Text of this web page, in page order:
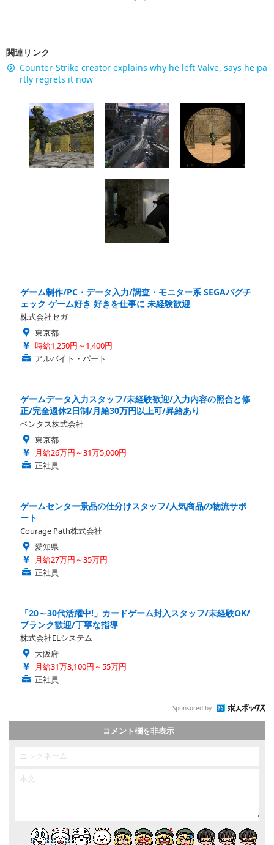
関連リンク
Counter-Strike creator explains why he left Valve, says he pa
rtly regrets it now
ゲーム制作/PC・データ入力/調査・モニター系 SEGAバグチ
ェック ゲーム好き 好きを仕事に 未経験歓迎
株式会社セガ
東京都
時給1,250円～1,400円
アルバイト・パート
ゲームデータ入力スタッフ/未経験歓迎/入力内容の照合と修
正/完全週休2日制/月給30万円以上可/昇給あり
ベンタス株式会社
東京都
月給26万円～31万5,000円
正社員
ゲームセンター景品の仕分けスタッフ/人気商品の物流サポ
ート
Courage Path株式会社
愛知県
月給27万円～35万円
正社員
「20～30代活躍中!」カードゲーム封入スタッフ/未経験OK/
ブランク歓迎/丁寧な指導
株式会社ELシステム
大阪府
月給31万3,100円～55万円
正社員
Sponsored by
コメント欄を非表示